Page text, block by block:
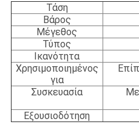
Τάση
Βάρος
Μέγεθος
Τύπος
Ικανότητα
Χρησιμοποιημένος
για
Συσκευασία
Εξουσιοδότηση